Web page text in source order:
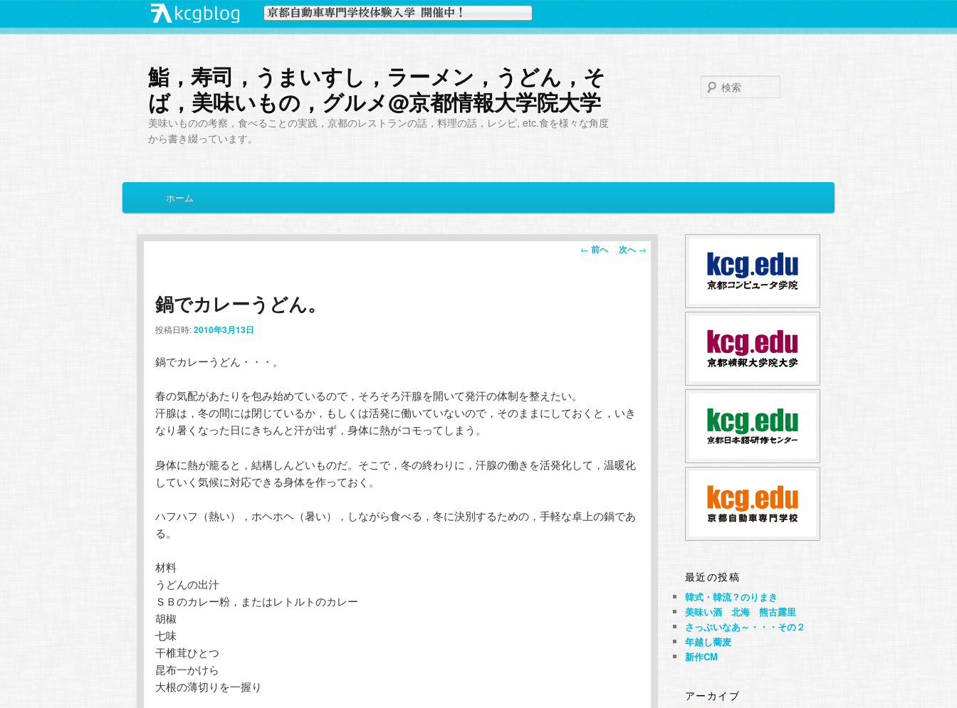
鮨，寿司，うまいすし，ラーメン，うどん，そ
ば，美味いもの，グルメ@京都情報大学院大学
美味いものの考察，食べることの実践，京都のレストランの話，料理の話，レシピ, etc.食を様々な角度
から書き綴っています。
イ
メ
イ
コ
ン
ン
へ
移
サ
ブ
ン
テ
ツ
移
動
ホーム
投
← 前へ 次へ→
鍋でカレーうどん。
投稿日時:2010年3月13日
鍋でカレーうどん・・・。
春の気配があたりを包み始めているので，そろそろ汗腺を開いて発汗の体制を整えたい。
汗腺は，冬の間には閉じているか，もしくは活発に働いていないので，そのままにしておくと，いき
なり暑くなった日にきちんと汗が出ず，身体に熱がコモってしまう。
身体に熱が籠ると，結構しんどいものだ。そこで，冬の終わりに，汗腺の働きを活発化して，温暖化
していく気候に対応できる身体を作っておく。
ハフハフ（熱い），ホヘホヘ（暑い），しながら食べる，冬に決別するための，手軽な卓上の鍋であ
る。
材料
うどんの出汁
ＳＢのカレー粉，またはレトルトのカレー
胡椒
七味
干椎茸ひとつ
昆布一かけら
大根の薄切りを一握り
最近の投稿
韓式・韓流？のりまき
美味い酒 北海 熊古露里
さっぶいなあ～・・・その２
年越し蕎麦
新作CM
アーカイブ